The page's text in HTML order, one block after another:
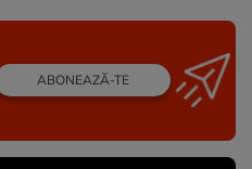
ABONEAZĂ-TE